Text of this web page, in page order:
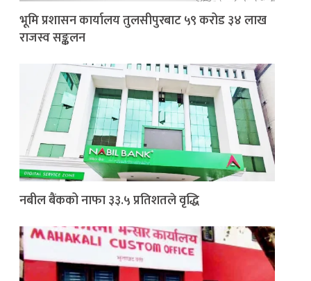
भूमि प्रशासन कार्यालय तुलसीपुरबाट ५९ करोड ३४ लाख
राजस्व सङ्कलन
नबील बैंकको नाफा ३३.५ प्रतिशतले वृद्धि